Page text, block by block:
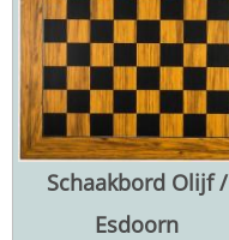
Schaakbord Olijf /
Esdoorn